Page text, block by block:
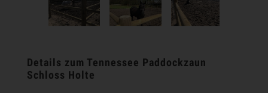
Details zum Tennessee Paddockzaun
Schloss Holte